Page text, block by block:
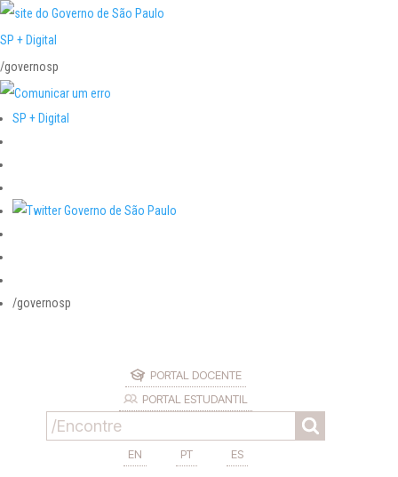
SP + Digital
/governosp
SP + Digital
/governosp
PORTAL DOCENTE
PORTAL ESTUDANTIL
EN PT ES